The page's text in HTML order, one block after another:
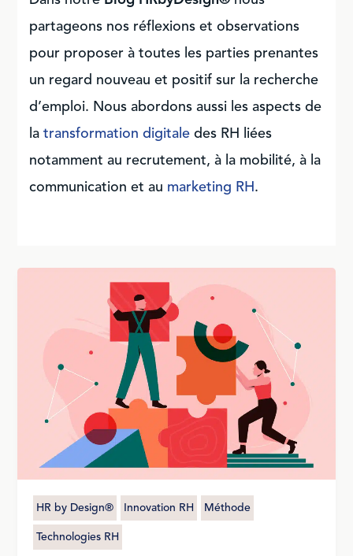
partageons nos réflexions et observations
pour proposer à toutes les parties prenantes
un regard nouveau et positif sur la recherche
d’emploi. Nous abordons aussi les aspects de
latransformation digitale des RH liées
notamment au recrutement, à la mobilité, à la
communication et au marketing RH.
HR by Design® Innovation RH Méthode
Technologies RH